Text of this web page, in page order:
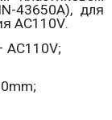
-43650A), для
AC110V.
AC110V;